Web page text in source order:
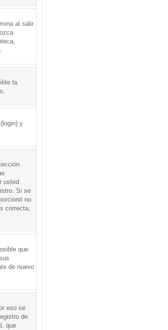
al salir
la
y
usted
Si se
no
correcta,
que
de nuevo
eso se
de
que